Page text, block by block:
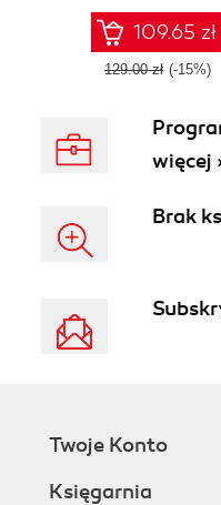
109.65 zł
129.00 zł (-15%)
więcej
Brak
Twoje Konto
Księgarnia